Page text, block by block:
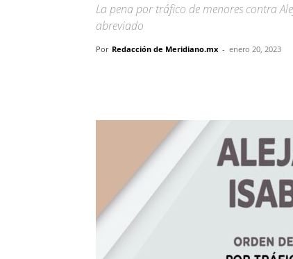
La pena por tráfico de menores contra
abreviado
Por Redacción de Meridiano.mx - enero 20, 2023